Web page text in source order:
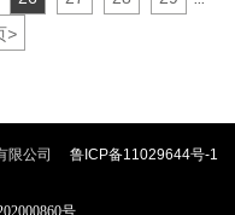
载能力强，
。尤其是98
线针轮减速
。
>
限公司 鲁ICP备11029644号-1